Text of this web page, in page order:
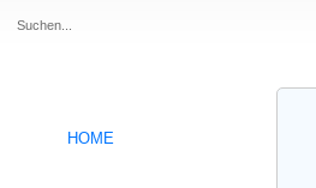
HOME